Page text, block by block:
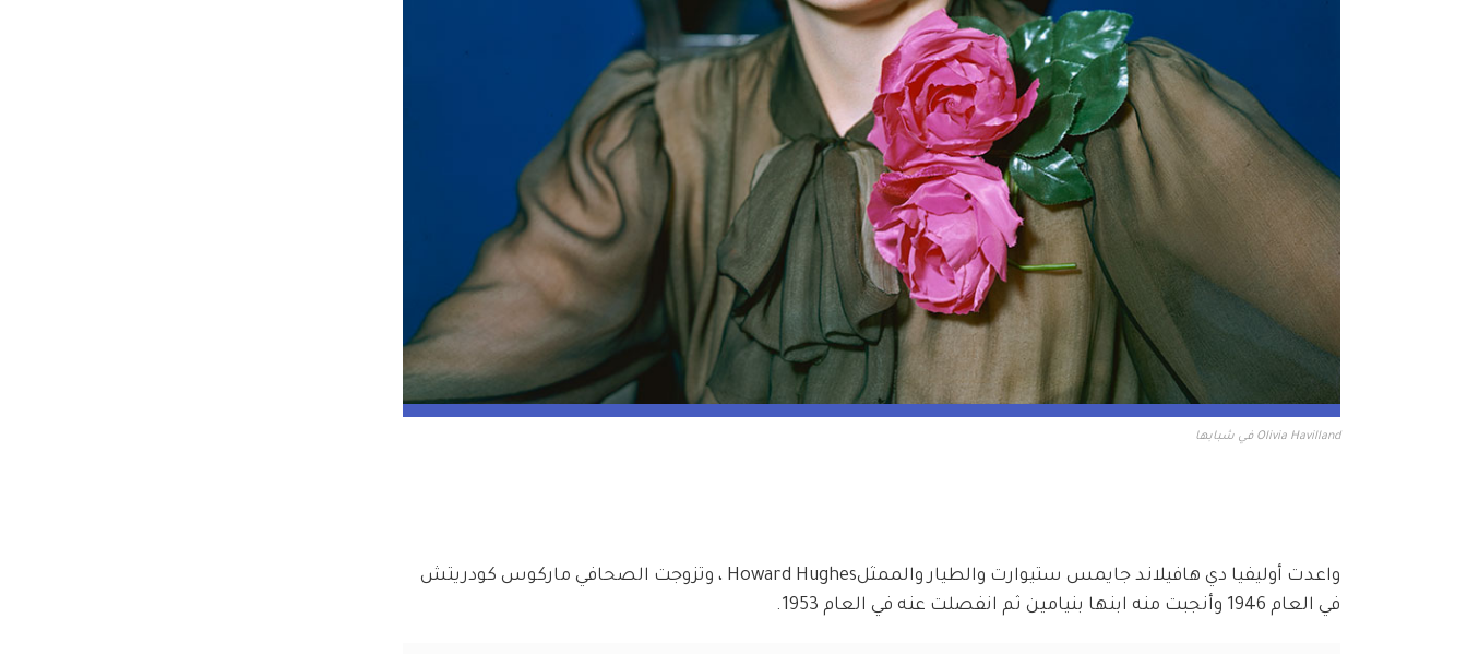
Olivia Havilland في شبابها
واعدت أوليفيا دي هافيلاند جايمس ستيوارت والطيار والممثلHoward Hughes ، وتزوجت الصحافي ماركوس كودريتش
في العام 1946 وأنجبت منه ابنها بنيامين ثم انفصلت عنه في العام 1953.